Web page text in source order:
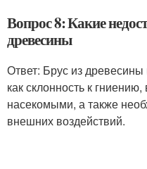
Вопрос 8: Какие
древесины
Ответ: Брус из древесины
как склонность к
насекомыми, а также
внешних воздействий.